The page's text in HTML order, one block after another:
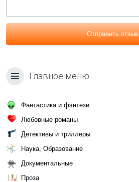
Отправить отзыв
Главное меню
Фантастика и фэнтези
Любовные романы
Детективы и триллеры
Наука, Образование
Документальные
Проза